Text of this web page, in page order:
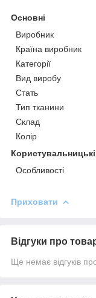
Основні
Виробник
Країна виробник
Категорії
Вид виробу
Стать
Тип тканини
Склад
Колір
Особливості
Приховати
Відгуки про
Ще немає відгуків